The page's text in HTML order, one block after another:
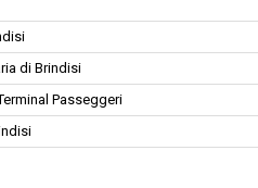
di Brindisi
Passeggeri